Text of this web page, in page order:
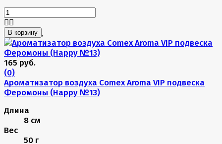
В корзину
165 руб.
(0)
Ароматизатор воздуха Comex Aroma VIP подвеска
Феромоны (Happy №13)
Длина
8 см
Вес
50 г